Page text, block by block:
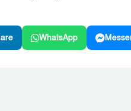
WhatsApp